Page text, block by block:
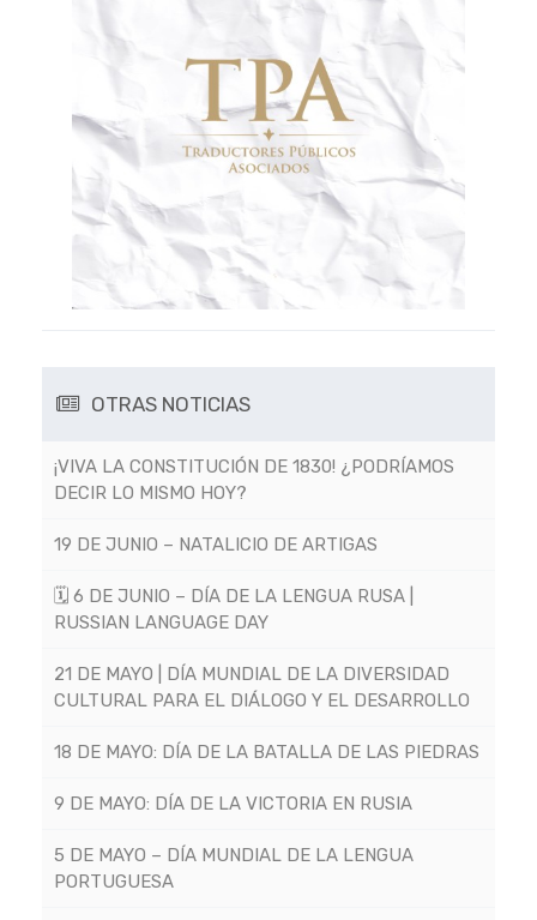
OTRAS NOTICIAS
¡VIVA LA CONSTITUCIÓN DE 1830! ¿PODRÍAMOS
DECIR LO MISMO HOY?
19 DE JUNIO – NATALICIO DE ARTIGAS
🗓 6 DE JUNIO – DÍA DE LA LENGUA RUSA |
RUSSIAN LANGUAGE DAY
21 DE MAYO | DÍA MUNDIAL DE LA DIVERSIDAD
CULTURAL PARA EL DIÁLOGO Y EL DESARROLLO
18 DE MAYO: DÍA DE LA BATALLA DE LAS PIEDRAS
9 DE MAYO: DÍA DE LA VICTORIA EN RUSIA
5 DE MAYO – DÍA MUNDIAL DE LA LENGUA
PORTUGUESA